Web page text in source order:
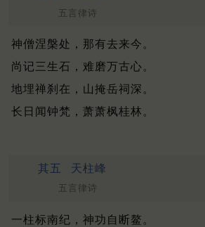
五言律诗
神僧涅槃处，那有去来今。
尚记三生石，难磨万古心。
地埋禅刹在，山掩岳祠深。
长日闻钟梵，萧萧枫桂林。
其五 天柱峰
五言律诗
一柱标南纪，神功自断鳌。